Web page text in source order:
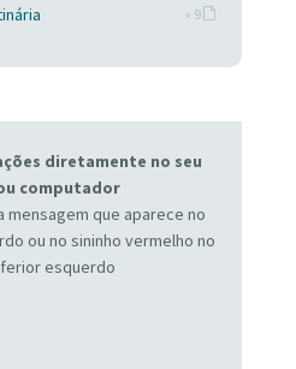
» 9
diretamente no seu
computador
mensagem que aparece no
ou no sininho vermelho no
esquerdo